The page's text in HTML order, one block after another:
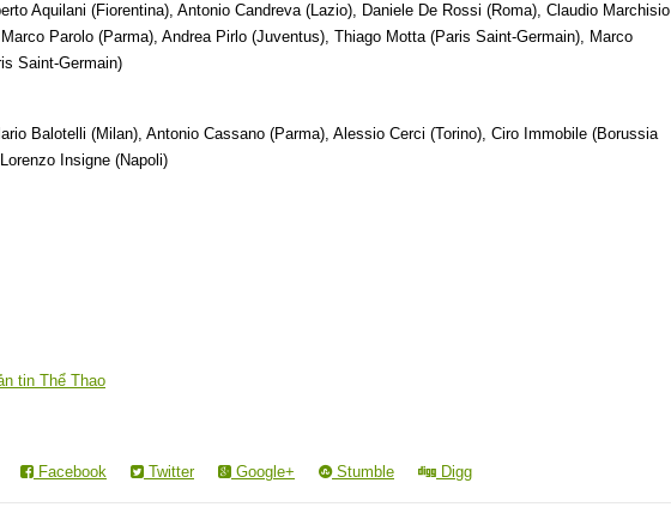
Aquilani (Fiorentina), Antonio Candreva (Lazio), Daniele De Rossi (Roma), Claudio Marchisio
Parolo (Parma), Andrea Pirlo (Juventus), Thiago Motta (Paris Saint-Germain), Marco
Saint-Germain)
Balotelli (Milan), Antonio Cassano (Parma), Alessio Cerci (Torino), Ciro Immobile (Borussia
Insigne (Napoli)
tin Thể Thao
Facebook Twitter Google+ Stumble Digg